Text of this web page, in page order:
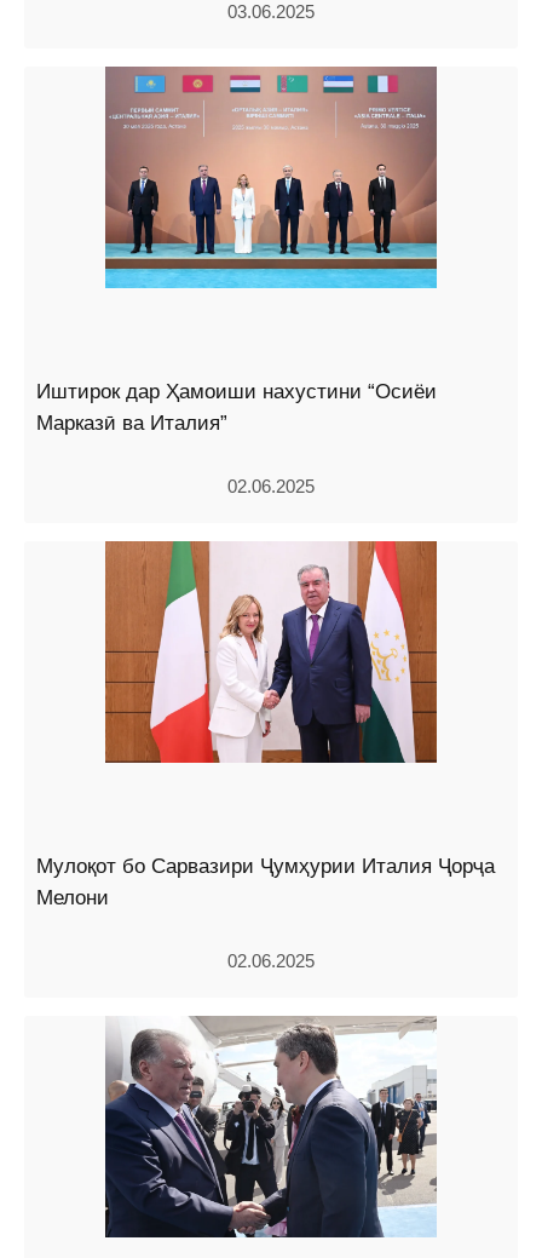
03.06.2025
Иштирок дар Ҳамоиши нахустини “Осиёи
Марказӣ ва Италия”
02.06.2025
Мулоқот бо Сарвазири Ҷумҳурии Италия Ҷорҷа
Мелони
02.06.2025